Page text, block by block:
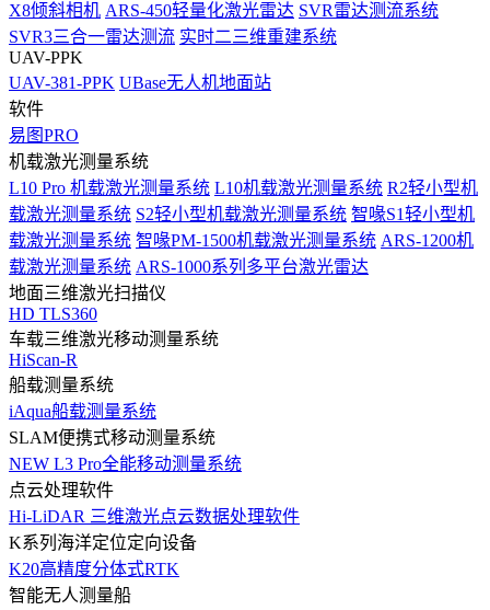
X8倾斜相机 ARS-450轻量化激光雷达 SVR雷达测流系统
SVR3三合一雷达测流 实时二三维重建系统
UAV-PPK
UAV-381-PPK UBase无人机地面站
软件
易图PRO
机载激光测量系统
L10 Pro 机载激光测量系统 L10机载激光测量系统 R2轻小型机
载激光测量系统 S2轻小型机载激光测量系统 智喙S1轻小型机
载激光测量系统 智喙PM-1500机载激光测量系统 ARS-1200机
载激光测量系统 ARS-1000系列多平台激光雷达
地面三维激光扫描仪
HD TLS360
车载三维激光移动测量系统
HiScan-R
船载测量系统
iAqua船载测量系统
SLAM便携式移动测量系统
NEW L3 Pro全能移动测量系统
点云处理软件
Hi-LiDAR 三维激光点云数据处理软件
K系列海洋定位定向设备
K20高精度分体式RTK
智能无人测量船